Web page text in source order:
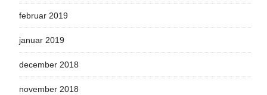
februar 2019
januar 2019
december 2018
november 2018